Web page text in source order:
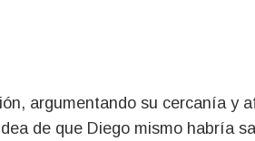
argumentando su cercanía y
de que Diego mismo habría